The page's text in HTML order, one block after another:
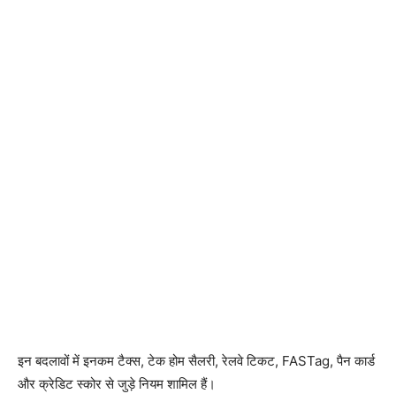
इन बदलावों में इनकम टैक्स, टेक होम सैलरी, रेलवे टिकट, FASTag, पैन कार्ड
और क्रेडिट स्कोर से जुड़े नियम शामिल हैं।